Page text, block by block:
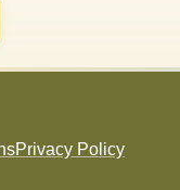
Privacy Policy